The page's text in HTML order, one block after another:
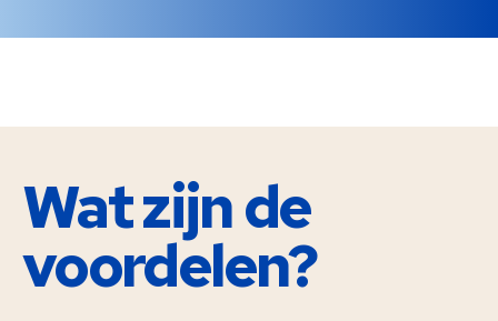
Wat zijn de
voordelen?